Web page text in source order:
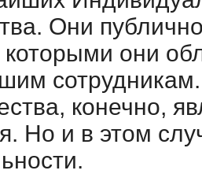
Они
они
конечно,
Но и в этом